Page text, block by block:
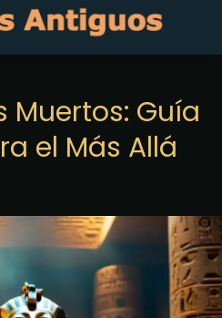
Muertos: Guía
el Más Allá